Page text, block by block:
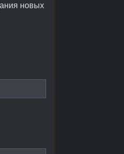
новых